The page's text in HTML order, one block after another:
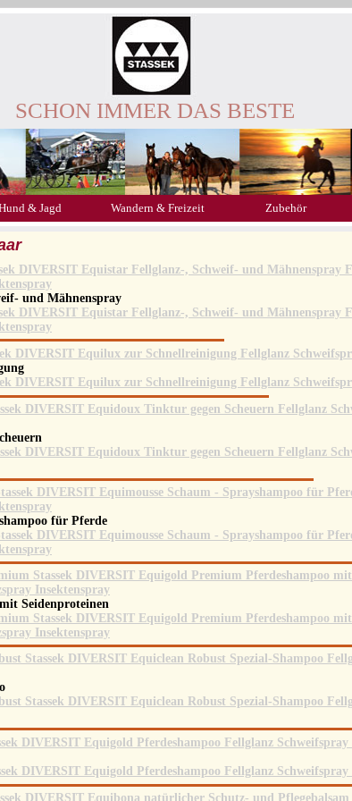
SCHON IMMER DAS BESTE
& Jagd Wandern & Freizeit Zubehör
und Mähnenspray
für Pferde
Seidenproteinen